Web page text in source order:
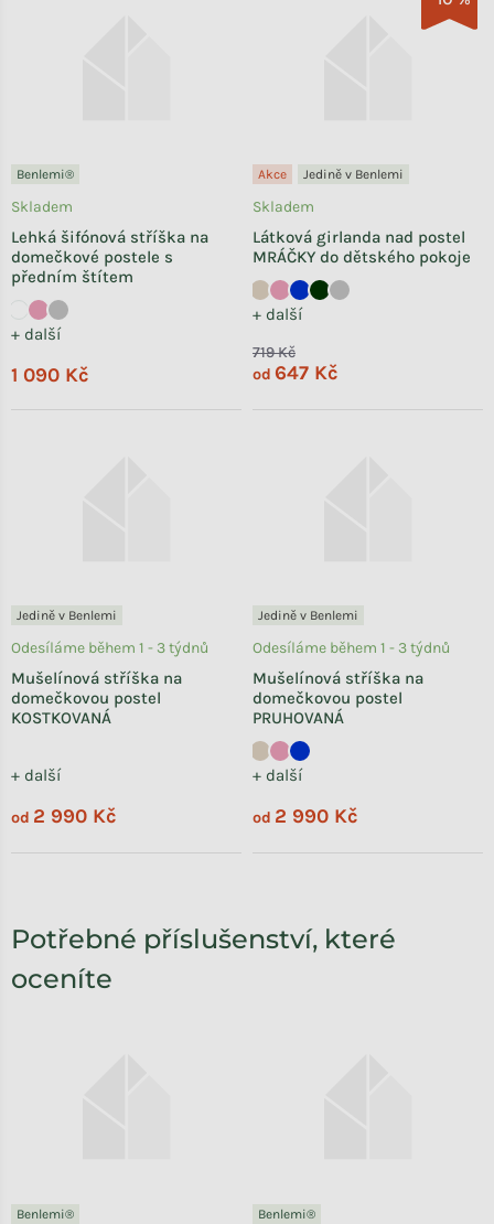
Benlemi®
Lehká šifónová stříška na
domečkové postele s
předním štítem
+ další
Skladem
1 090 Kč
Akce Jedině v Benlemi
Látková girlanda nad postel
MRÁČKY do dětského pokoje
+ další
Skladem
719 Kč
od 647 Kč
Jedině v Benlemi
Mušelínová stříška na
domečkovou postel
KOSTKOVANÁ
+ další
Odesíláme během 1 - 3 týdnů
od 2 990 Kč
Jedině v Benlemi
Mušelínová stříška na
domečkovou postel
PRUHOVANÁ
+ další
Odesíláme během 1 - 3 týdnů
od 2 990 Kč
Potřebné příslušenství, které
oceníte
Benlemi® Benlemi®